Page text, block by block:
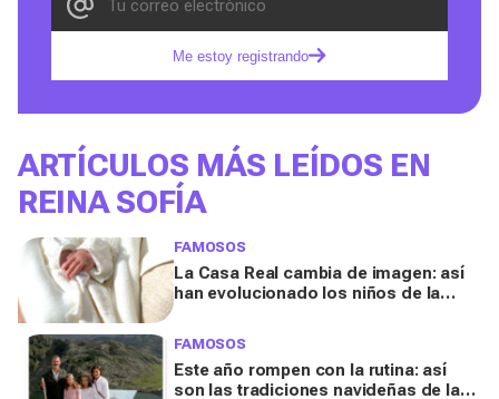
Me estoy registrando
ARTÍCULOS MÁS LEÍDOS EN
REINA SOFÍA
FAMOSOS
La Casa Real cambia de imagen: así
han evolucionado los niños de la
FAMOSOS
Este año rompen con la rutina: así
son las tradiciones navideñas de la